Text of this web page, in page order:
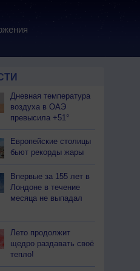
10 пн
Вечер
Можно
11 вт
Ночь
Можно
11 вт
Утро
Дневная температура
воздуха в ОАЭ
превысила +51°
Европейские столицы
бьют рекорды жары
Впервые за 155 лет в
Лондоне в течение
месяца не выпадал
Лето продолжит
щедро раздавать своё
тепло!